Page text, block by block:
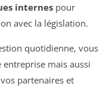
internespour
avec la législation.
quotidienne, vous
mais aussi
partenaires et